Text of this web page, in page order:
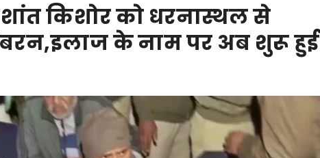
किशोर को धरनास्थल से
के नाम पर अब शुरू हुई